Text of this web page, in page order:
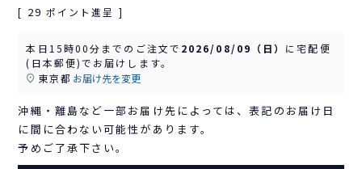
[ 29 ポイント進呈 ]
本日 15時00分 までのご注文で 2026/08/09（日） に宅配便
(日本郵便)でお届けします。
東京都 お届け先を変更
沖縄・離島など一部お届け先によっては、表記のお届け日
に間に合わない可能性があります。
予めご了承下さい。